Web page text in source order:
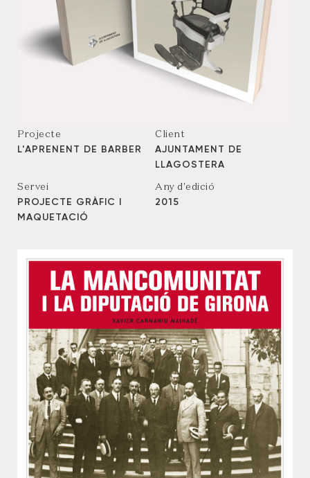
Projecte
L'APRENENT DE BARBER
Client
AJUNTAMENT DE
LLAGOSTERA
Servei
PROJECTE GRÀFIC I
MAQUETACIÓ
Any d'edició
2015